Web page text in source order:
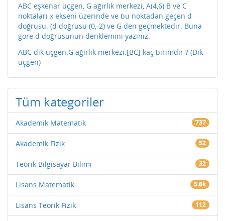
ABC eşkenar üçgen, G ağırlık merkezi, A(4,6) B ve C
noktaları x ekseni üzerinde ve bu noktadan geçen d
doğrusu. (d doğrusu (0,-2) ve G den geçmektedir. Buna
göre d doğrusunun denklemini yazınız.
ABC dik üçgen.G ağırlık merkezi.[BC] kaç birimdir ? (Dik
üçgen)
Tüm kategoriler
Akademik Matematik 737
Akademik Fizik 52
Teorik Bilgisayar Bilimi 32
Lisans Matematik 5.6k
Lisans Teorik Fizik 112